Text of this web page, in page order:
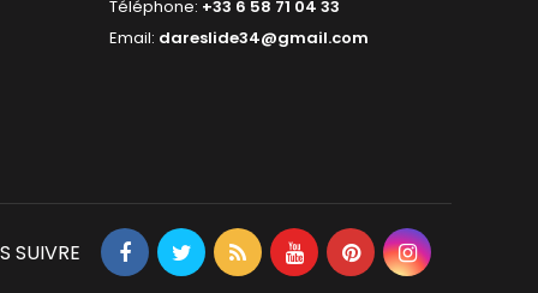
Téléphone: +33 6 58 71 04 33
Email: dareslide34@gmail.com
SUIVRE